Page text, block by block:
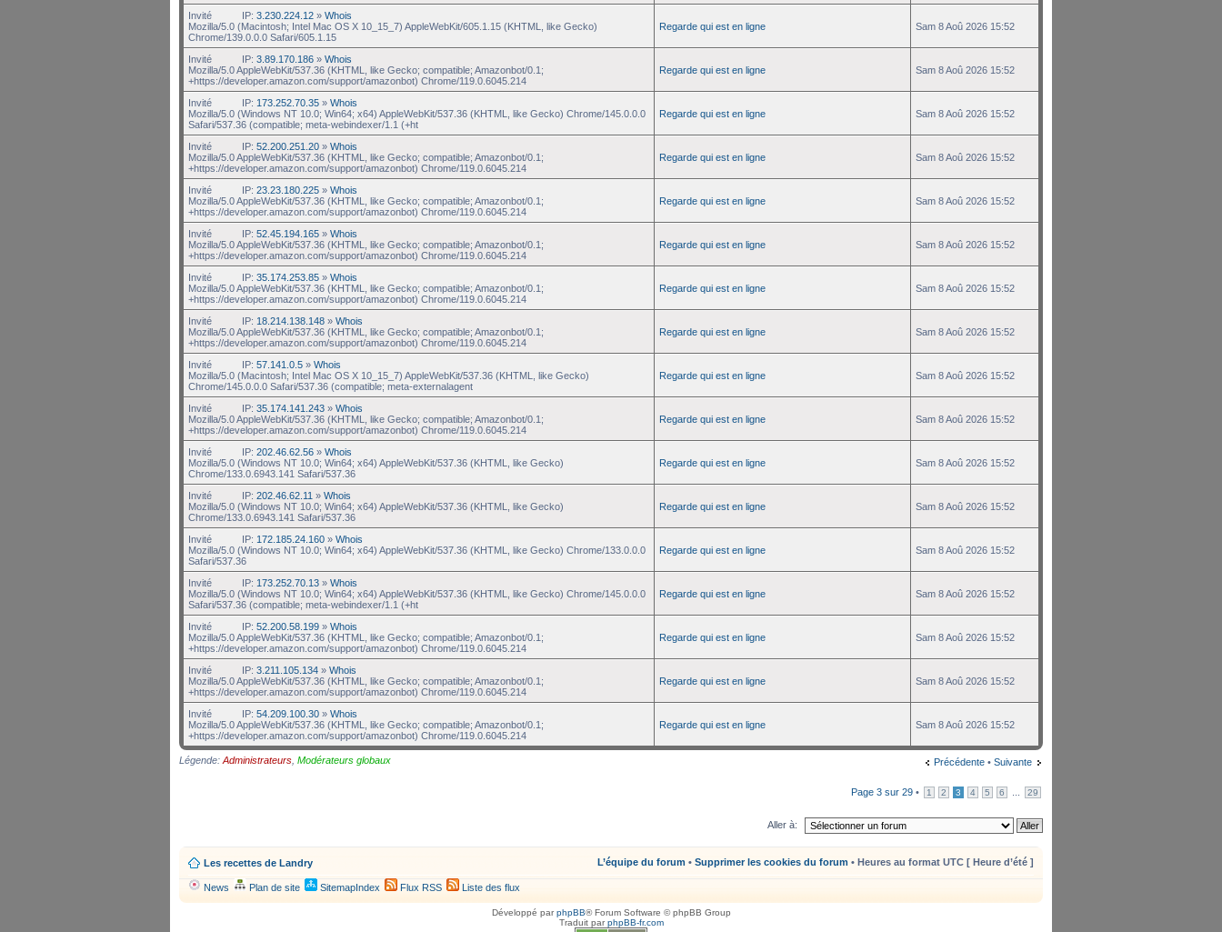
Invité IP: 3.230.224.12 » Whois
Mozilla/5.0 (Macintosh; Intel Mac OS X 10_15_7) AppleWebKit/605.1.15 (KHTML, like Gecko)
Chrome/139.0.0.0 Safari/605.1.15
Regarde qui est en ligne Sam 8 Aoû 2026 15:52
Invité IP: 3.89.170.186 » Whois
Mozilla/5.0 AppleWebKit/537.36 (KHTML, like Gecko; compatible; Amazonbot/0.1;
+https://developer.amazon.com/support/amazonbot) Chrome/119.0.6045.214
Regarde qui est en ligne Sam 8 Aoû 2026 15:52
Invité IP: 173.252.70.35 » Whois
Mozilla/5.0 (Windows NT 10.0; Win64; x64) AppleWebKit/537.36 (KHTML, like Gecko) Chrome/145.0.0.0
Safari/537.36 (compatible; meta-webindexer/1.1 (+ht
Regarde qui est en ligne Sam 8 Aoû 2026 15:52
Invité IP: 52.200.251.20 » Whois
Mozilla/5.0 AppleWebKit/537.36 (KHTML, like Gecko; compatible; Amazonbot/0.1;
+https://developer.amazon.com/support/amazonbot) Chrome/119.0.6045.214
Regarde qui est en ligne Sam 8 Aoû 2026 15:52
Invité IP: 23.23.180.225 » Whois
Mozilla/5.0 AppleWebKit/537.36 (KHTML, like Gecko; compatible; Amazonbot/0.1;
+https://developer.amazon.com/support/amazonbot) Chrome/119.0.6045.214
Regarde qui est en ligne Sam 8 Aoû 2026 15:52
Invité IP: 52.45.194.165 » Whois
Mozilla/5.0 AppleWebKit/537.36 (KHTML, like Gecko; compatible; Amazonbot/0.1;
+https://developer.amazon.com/support/amazonbot) Chrome/119.0.6045.214
Regarde qui est en ligne Sam 8 Aoû 2026 15:52
Invité IP: 35.174.253.85 » Whois
Mozilla/5.0 AppleWebKit/537.36 (KHTML, like Gecko; compatible; Amazonbot/0.1;
+https://developer.amazon.com/support/amazonbot) Chrome/119.0.6045.214
Regarde qui est en ligne Sam 8 Aoû 2026 15:52
Invité IP: 18.214.138.148 » Whois
Mozilla/5.0 AppleWebKit/537.36 (KHTML, like Gecko; compatible; Amazonbot/0.1;
+https://developer.amazon.com/support/amazonbot) Chrome/119.0.6045.214
Regarde qui est en ligne Sam 8 Aoû 2026 15:52
Invité IP: 57.141.0.5 » Whois
Mozilla/5.0 (Macintosh; Intel Mac OS X 10_15_7) AppleWebKit/537.36 (KHTML, like Gecko)
Chrome/145.0.0.0 Safari/537.36 (compatible; meta-externalagent
Regarde qui est en ligne Sam 8 Aoû 2026 15:52
Invité IP: 35.174.141.243 » Whois
Mozilla/5.0 AppleWebKit/537.36 (KHTML, like Gecko; compatible; Amazonbot/0.1;
+https://developer.amazon.com/support/amazonbot) Chrome/119.0.6045.214
Regarde qui est en ligne Sam 8 Aoû 2026 15:52
Invité IP: 202.46.62.56 » Whois
Mozilla/5.0 (Windows NT 10.0; Win64; x64) AppleWebKit/537.36 (KHTML, like Gecko)
Chrome/133.0.6943.141 Safari/537.36
Regarde qui est en ligne Sam 8 Aoû 2026 15:52
Invité IP: 202.46.62.11 » Whois
Mozilla/5.0 (Windows NT 10.0; Win64; x64) AppleWebKit/537.36 (KHTML, like Gecko)
Chrome/133.0.6943.141 Safari/537.36
Regarde qui est en ligne Sam 8 Aoû 2026 15:52
Invité IP: 172.185.24.160 » Whois
Mozilla/5.0 (Windows NT 10.0; Win64; x64) AppleWebKit/537.36 (KHTML, like Gecko) Chrome/133.0.0.0
Safari/537.36
Regarde qui est en ligne Sam 8 Aoû 2026 15:52
Invité IP: 173.252.70.13 » Whois
Mozilla/5.0 (Windows NT 10.0; Win64; x64) AppleWebKit/537.36 (KHTML, like Gecko) Chrome/145.0.0.0
Safari/537.36 (compatible; meta-webindexer/1.1 (+ht
Regarde qui est en ligne Sam 8 Aoû 2026 15:52
Invité IP: 52.200.58.199 » Whois
Mozilla/5.0 AppleWebKit/537.36 (KHTML, like Gecko; compatible; Amazonbot/0.1;
+https://developer.amazon.com/support/amazonbot) Chrome/119.0.6045.214
Regarde qui est en ligne Sam 8 Aoû 2026 15:52
Invité IP: 3.211.105.134 » Whois
Mozilla/5.0 AppleWebKit/537.36 (KHTML, like Gecko; compatible; Amazonbot/0.1;
+https://developer.amazon.com/support/amazonbot) Chrome/119.0.6045.214
Regarde qui est en ligne Sam 8 Aoû 2026 15:52
Invité IP: 54.209.100.30 » Whois
Mozilla/5.0 AppleWebKit/537.36 (KHTML, like Gecko; compatible; Amazonbot/0.1;
+https://developer.amazon.com/support/amazonbot) Chrome/119.0.6045.214
Regarde qui est en ligne Sam 8 Aoû 2026 15:52
Précédente • Suivante
Légende: Administrateurs Modérateurs globaux
Page 3 sur 29 • 1 2 3 4 5 6 29
Aller à:
Les recettes de Landry L’équipe du forum • Supprimer les cookies du forum • Heures au format UTC [ Heure d’été ]
News Plan de site SitemapIndex Flux RSS Liste des flux
Développé parphpBB® Forum Software © phpBB Group
Traduit parphpBB-fr.com